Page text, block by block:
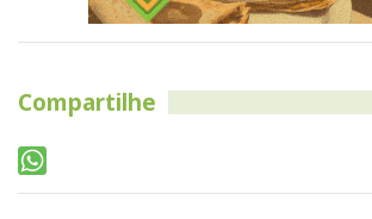
Compartilhe